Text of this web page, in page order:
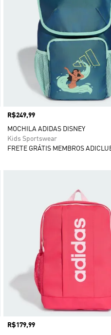
Preço
R$249,99
MOCHILA ADIDAS DISNEY
Kids Sportswear
FRETE GRÁTIS MEMBROS
Preço
R$179,99